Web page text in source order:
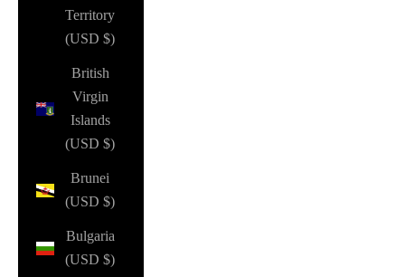
Territory
(USD $)
British
Virgin
Islands
(USD $)
Brunei
(USD $)
Bulgaria
(USD $)